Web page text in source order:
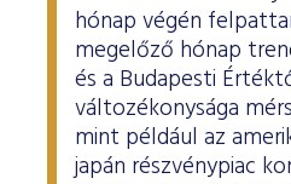
hónap végén
megelőző hónap
és a Budapesti
változékonysága
mint például az
japán részvénypiac